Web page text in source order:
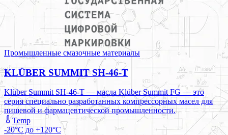
Промышленные смазочные материалы
KLÜBER SUMMIT SH-46-T
Klüber Summit SH-46-T — масла Klüber Summit FG — это
серия специально разработанных компрессорных масел для
пищевой и фармацевтической промышленности.
Temp
-20°C до +120°C